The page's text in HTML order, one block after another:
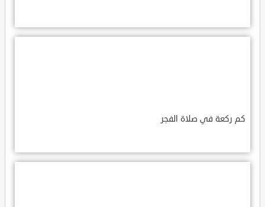
كم ركعة في صلاة الفجر